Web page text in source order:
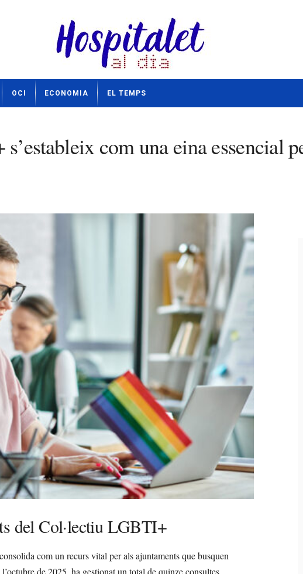
OCI ECONOMIA EL TEMPS
com una eina essencial
del Col·lectiu LGBTI+
com un recurs vital per als ajuntaments que busquen
de 2025, ha gestionat un total de quinze consultes,